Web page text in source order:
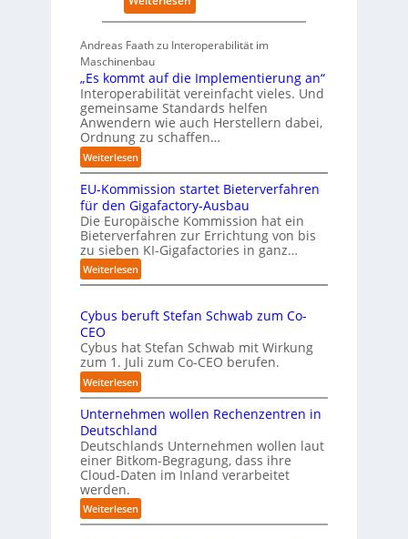
s
i
h
o
b
u
s
Ü
e
n
a
h
m
e
c
h
r
u
e
u
n
i
l
e
A
b
Andreas Faath zu Interoperabilität im
Maschinenbau
„Es kommt auf die Implementierung an“
Interoperabilität vereinfacht vieles. Und
gemeinsame Standards helfen
Anwendern wie auch Herstellern dabei,
Ordnung zu schaffen…
Weiterlesen:
„
E
s
k
o
m
m
t
u
d
i
e
I
p
l
e
m
e
n
t
i
EU-Kommission startet Bieterverfahren
für den Gigafactory-Ausbau
Die Europäische Kommission hat ein
Bieterverfahren zur Errichtung von bis
zu sieben KI-Gigafactories in ganz…
Weiterlesen:
E
-
o
m
m
i
s
i
o
n
t
a
Cybus beruft Stefan Schwab zum Co-
CEO
Cybus hat Stefan Schwab mit Wirkung
zum 1. Juli zum Co-CEO berufen.
Weiterlesen:
C
y
b
u
s
b
r
u
Unternehmen wollen Rechenzentren in
Deutschland
Deutschlands Unternehmen wollen laut
einer Bitkom-Begragung, dass ihre
Cloud-Daten im Inland verarbeitet
werden.
Weiterlesen:
U